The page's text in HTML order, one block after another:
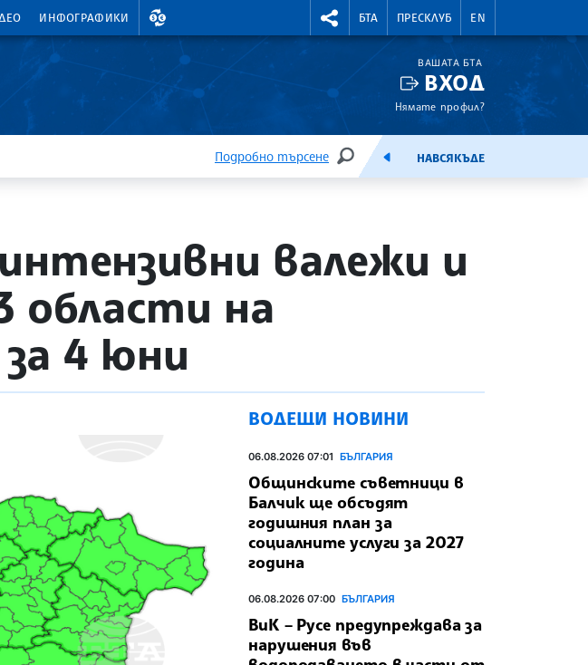
ИНФОГРАФИКИ
ВАЛУТНИ КУРСОВЕ RIGHTMENU.SOCIAL
БТА ПРЕСКЛУБ EN
ВАШАТА БТА
ВХОД
Нямате профил?
Подробно търсене
ТЪРСЕНЕЕМИСИЯНАВСЯКЪДЕ
валежи и
области на
4 юни
ВОДЕЩИ НОВИНИ
06.08.2026 07:01 БЪЛГАРИЯ
Общинските съветници в
Балчик ще обсъдят
годишния план за
социалните услуги за 2027
година
06.08.2026 07:00 БЪЛГАРИЯ
ВиК – Русе предупреждава за
нарушения във